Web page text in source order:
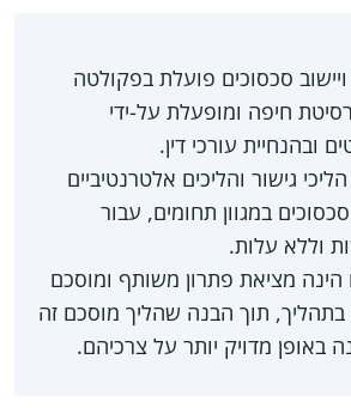
סכסוכים פועלת בפקולטה
חיפה ומופעלת על-ידי
ובהנחיית עורכי דין.
גישור והליכים אלטרנטיביים
במגוון תחומים, עבור
וללא עלות.
הינה מציאת פתרון משותף ומוסכם
בתהליך, תוך הבנה שהליך מוסכם זה
באופן מדויק יותר על צרכיהם.